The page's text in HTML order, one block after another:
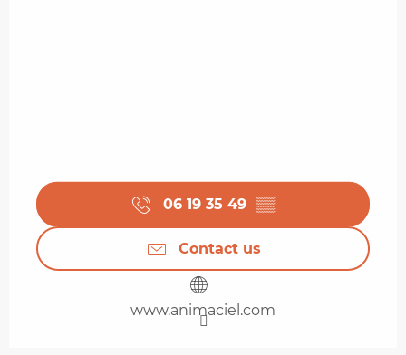
06 19 35 49 ▒▒
Contact us
www.animaciel.com